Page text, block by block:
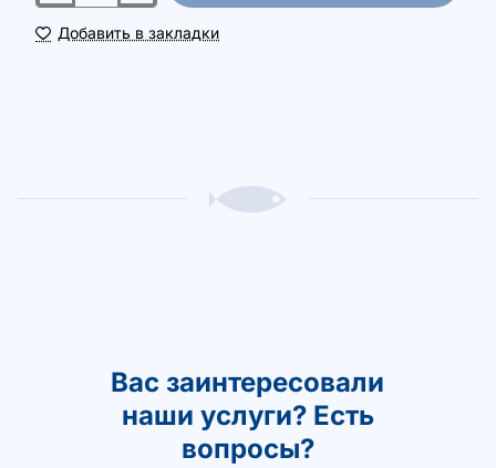
Добавить в закладки
Вас заинтересовали
наши услуги? Есть
вопросы?